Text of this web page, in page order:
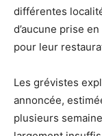
différentes
d’aucune prise
pour leur
Les grévistes
annoncée,
plusieurs